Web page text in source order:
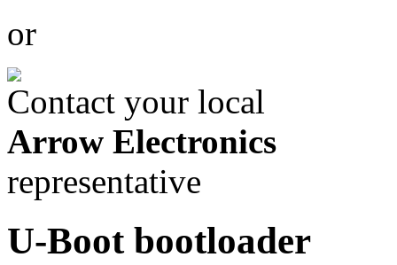
or
Contact your local
Arrow Electronics
representative
U-Boot bootloader